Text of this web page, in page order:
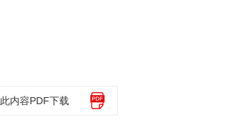
此内容PDF下载